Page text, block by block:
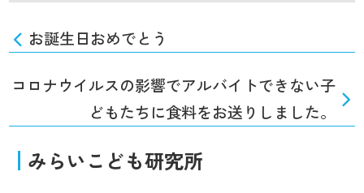
お誕生日おめでとう
コロナウイルスの影響でアルバイトできない子
どもたちに食料をお送りしました。
みらいこども研究所